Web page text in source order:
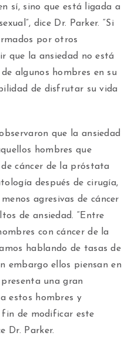
sí, sino que está ligada a
dice Dr. Parker. “Si
por otros
que la ansiedad no está
algunos hombres en su
de disfrutar su vida
que la ansiedad
hombres que
cáncer de la próstata
después de cirugía,
agresivas de cáncer
de ansiedad. “Entre
con cáncer de la
hablando de tasas de
embargo ellos piensan en
una gran
estos hombres y
fin de modificar este
Dr. Parker.